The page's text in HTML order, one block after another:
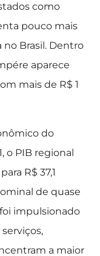
como
pouco mais
no Brasil. Dentro
aparece
mais de R$ 1
do
o PIB regional
R$ 37,1
de quase
impulsionado
a maior